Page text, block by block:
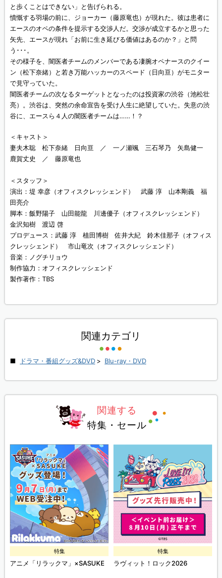
と歩くことはできない」と告げられる。
憤慨する羽場の前に、ジョーカー（藤原竜也）が現れた。彼は患者に
エースのオペの条件を提示する交渉人だ。交渉が成立するかと思った
矢先、エースが現れ「お前に生き延びる価値はあるのか？」と問
う･･･。
その様子を、闇医者チームのメンバーである凄腕オペナースのクイー
ン（松下奈緒）と若き万能ハッカーのスペード（日向亘）がモニター
で見守っていた。
闇医者チームの次なるターゲットとなったのは投資家の渋谷（池松壮
亮）。渋谷は、突然の余命宣告を受け人生に絶望していた。失意の渋
谷に、エースら４人の闇医者チームは……！？
＜キャスト＞
妻夫木聡 松下奈緒 日向亘 ／ 一ノ瀬颯 三石琴乃 矢島健一
鹿賀丈史 ／ 藤原竜也
＜スタッフ＞
演出：堤 幸彦（オフィスクレッシェンド） 武藤 淳 山本剛義 福
田亮介
脚本：飯野陽子 山田能龍 川邊優子（オフィスクレッシェンド）
金沢知樹 渡辺 啓
プロデュース：武藤 淳 植田博樹 佐井大紀 鈴木佳那子（オフィス
クレッシェンド） 市山竜次（オフィスクレッシェンド）
音楽：ノグチリョウ
制作協力：オフィスクレッシェンド
製作著作：TBS
関連カテゴリ
ドラマ・番組グッズ&DVD > Blu-ray・DVD
関連する
特集・セール
特集
アニメ「リラックマ」×SASUKE
特集
ラヴィット！ロック2026